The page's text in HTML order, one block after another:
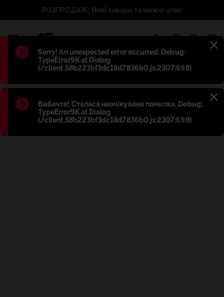
Błąd:
Sorry! An unexpected error occurred. Debug:
TypeError9K at Dialog
(/client.58b223bf3dc18d7836b0.js:2307:698)
Błąd:
Вибачте! Сталася неочікувана помилка. Debug:
TypeError9K at Dialog
(/client.58b223bf3dc18d7836b0.js:2307:698)
РОЗПРОДАЖ: Нові товари та нижчі ціни!